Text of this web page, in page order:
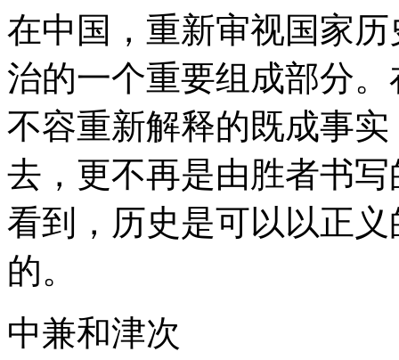
在中国，重新审视国家
治的一个重要组成部分
不容重新解释的既成事
去，更不再是由胜者书
看到，历史是可以以正
的。
中兼和津次